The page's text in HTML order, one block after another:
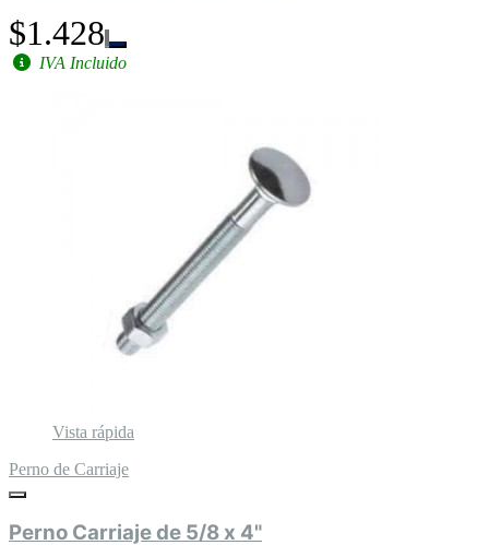
$1.428
IVA Incluido
Vista rápida
Perno de Carriaje
Perno Carriaje de 5/8 x 4"